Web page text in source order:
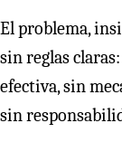
El problema,
sin reglas
efectiva, sin
sin